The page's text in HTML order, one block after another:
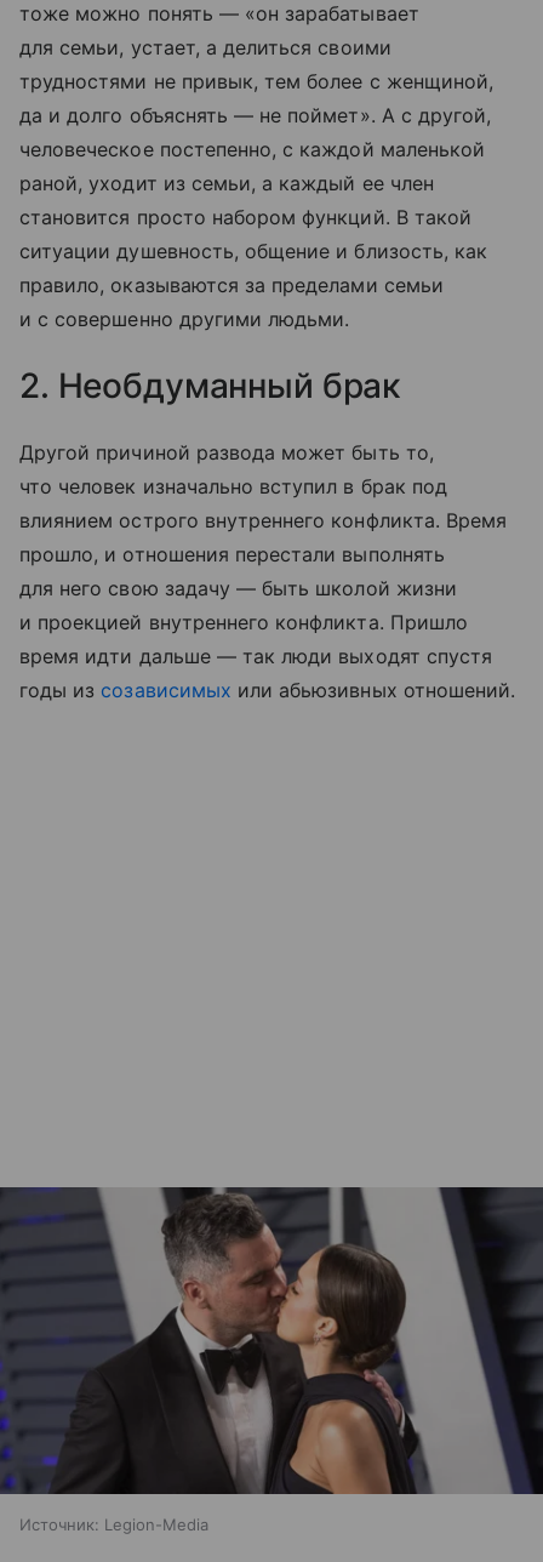
тоже можно понять — «он зарабатывает
для семьи, устает, а делиться своими
трудностями не привык, тем более с женщиной,
да и долго объяснять — не поймет». А с другой,
человеческое постепенно, с каждой маленькой
раной, уходит из семьи, а каждый ее член
становится просто набором функций. В такой
ситуации душевность, общение и близость, как
правило, оказываются за пределами семьи
и с совершенно другими людьми.
2. Необдуманный брак
Другой причиной развода может быть то,
что человек изначально вступил в брак под
влиянием острого внутреннего конфликта. Время
прошло, и отношения перестали выполнять
для него свою задачу — быть школой жизни
и проекцией внутреннего конфликта. Пришло
время идти дальше — так люди выходят спустя
годы из созависимых или абьюзивных отношений.
Источник: Legion-Media